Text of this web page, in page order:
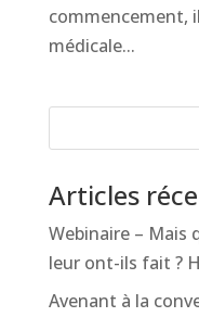
commencement,
médicale...
Articles
Webinaire – Mais
leur ont-ils fait ?
Avenant à la